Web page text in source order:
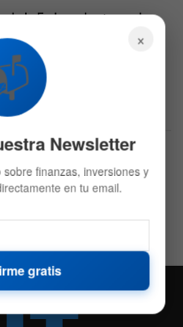
de la Fed con las tasas de
542
×
Newsletter
finanzas, inversiones y
en tu email.
gratis